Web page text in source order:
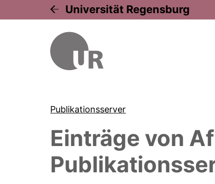
Universität Regensburg
Publikationsserver
Einträge von